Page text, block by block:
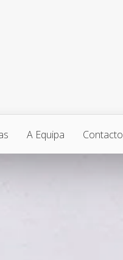
A Equipa Contacto